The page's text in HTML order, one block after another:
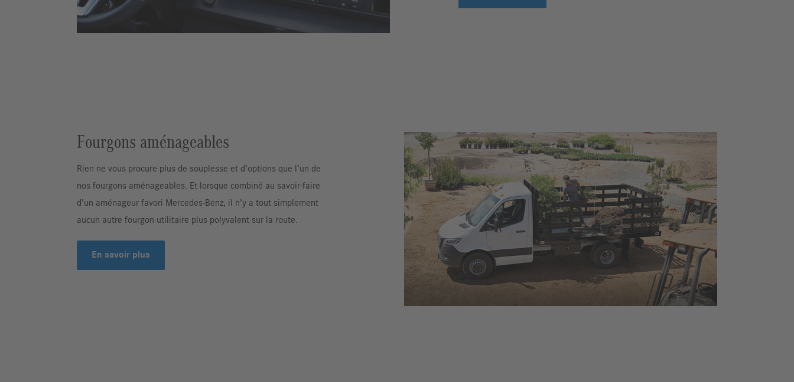
Fourgons aménageables
Rien ne vous procure plus de souplesse et d’options que l’un de
nos fourgons aménageables. Et lorsque combiné au savoir-faire
d’un aménageur favori Mercedes‑Benz, il n’y a tout simplement
aucun autre fourgon utilitaire plus polyvalent sur la route.
En savoir plus